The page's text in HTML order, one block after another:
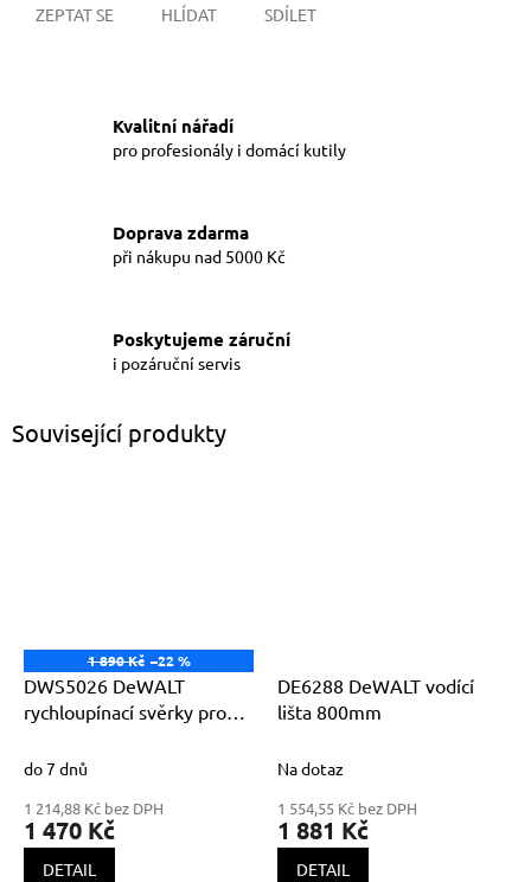
ZEPTAT SE HLÍDAT SDÍLET
Kvalitní nářadí
pro profesionály i domácí kutily
Doprava zdarma
při nákupu nad 5000 Kč
Poskytujeme záruční
i pozáruční servis
Související produkty
1 890 Kč –22 %
DWS5026 DeWALT
rychloupínací svěrky pro
do 7 dnů
1 214,88 Kč bez DPH
1 470 Kč
DETAIL
DE6288 DeWALT vodící
lišta 800mm
Na dotaz
1 554,55 Kč bez DPH
1 881 Kč
DETAIL